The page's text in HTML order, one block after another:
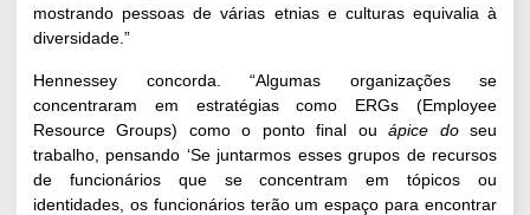
mostrando pessoas de várias etnias e culturas equivalia à
diversidade.”
Hennessey concorda. “Algumas organizações se
concentraram em estratégias como ERGs (Employee
Resource Groups) como o ponto final ouápice doseu
trabalho, pensando ‘Se juntarmos esses grupos de recursos
de funcionários que se concentram em tópicos ou
identidades, os funcionários terão um espaço para encontrar